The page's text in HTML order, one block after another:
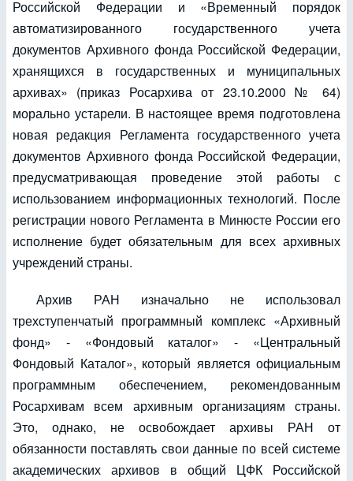
Российской Федерации и «Временный порядок
автоматизированного государственного учета
документов Архивного фонда Российской Федерации,
хранящихся в государственных и муниципальных
архивах» (приказ Росархива от 23.10.2000 № 64)
морально устарели. В настоящее время подготовлена
новая редакция Регламента государственного учета
документов Архивного фонда Российской Федерации,
предусматривающая проведение этой работы с
использованием информационных технологий. После
регистрации нового Регламента в Минюсте России его
исполнение будет обязательным для всех архивных
учреждений страны.
Архив РАН изначально не использовал
трехступенчатый программный комплекс «Архивный
фонд» - «Фондовый каталог» - «Центральный
Фондовый Каталог», который является официальным
программным обеспечением, рекомендованным
Росархивам всем архивным организациям страны.
Это, однако, не освобождает архивы РАН от
обязанности поставлять свои данные по всей системе
академических архивов в общий ЦФК Российской